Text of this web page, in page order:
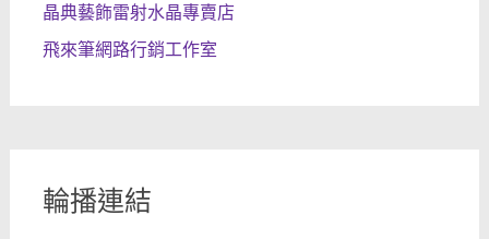
晶典藝飾雷射水晶專賣店
飛來筆網路行銷工作室
輪播連結